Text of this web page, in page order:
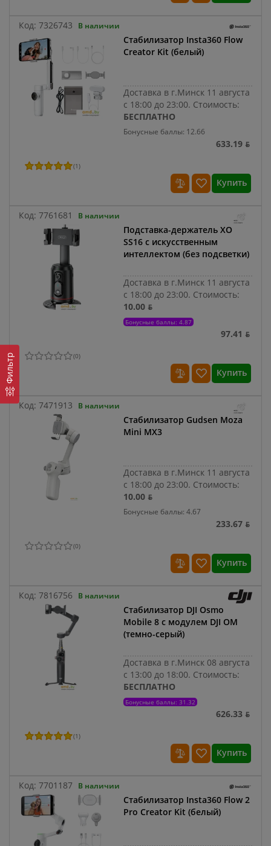
Фильтр
Код: 7326743 В наличии
Стабилизатор Insta360 Flow
Creator Kit (белый)
Доставка в г.Минск 11 августа
с 18:00 до 23:00. Стоимость:
БЕСПЛАТНО
Бонусные баллы: 12.66
633.19 ƃ
(1)
Купить
Код: 7761681 В наличии
Подставка-держатель XO
SS16 с искусственным
интеллектом (без подсветки)
Доставка в г.Минск 11 августа
с 18:00 до 23:00. Стоимость:
10.00 ƃ
Бонусные баллы: 4.87
97.41 ƃ
(0)
Купить
Код: 7471913 В наличии
Стабилизатор Gudsen Moza
Mini MX3
Доставка в г.Минск 11 августа
с 18:00 до 23:00. Стоимость:
10.00 ƃ
Бонусные баллы: 4.67
233.67 ƃ
(0)
Купить
Код: 7816756 В наличии
Стабилизатор DJI Osmo
Mobile 8 с модулем DJI OM
(темно-серый)
Доставка в г.Минск 08 августа
с 13:00 до 18:00. Стоимость:
БЕСПЛАТНО
Бонусные баллы: 31.32
626.33 ƃ
(1)
Купить
Код: 7701187 В наличии
Стабилизатор Insta360 Flow 2
Pro Creator Kit (белый)